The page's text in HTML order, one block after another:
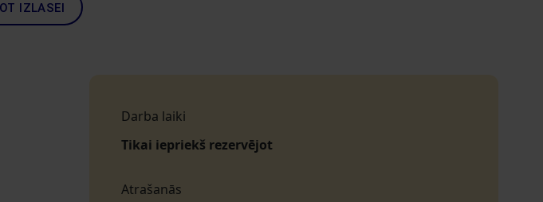
IZLASEI
Darba laiki
Tikai iepriekš rezervējot
Atrašanās